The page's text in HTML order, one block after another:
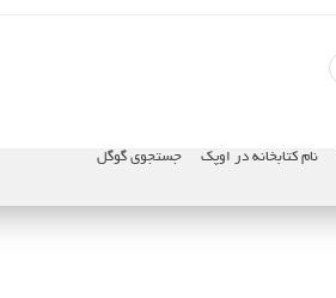
نام کتابخانه در اوپک جستجوی گوگل